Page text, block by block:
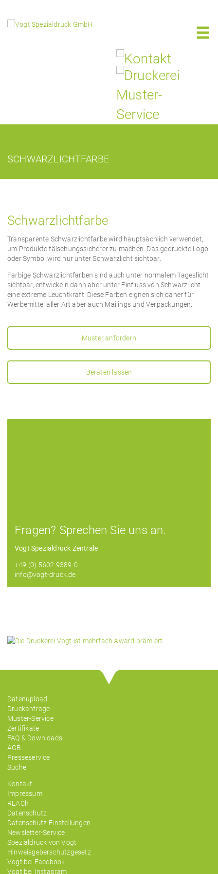
SCHWARZLICHTFARBE
Schwarzlichtfarbe
Transparente Schwarzlichtfarbe wird hauptsächlich verwendet,
um Produkte fälschungssicherer zu machen. Das gedruckte Logo
oder Symbol wird nur unter Schwarzlicht sichtbar.
Farbige Schwarzlichtfarben sind auch unter normalem Tageslicht
sichtbar, entwickeln dann aber unter Einfluss von Schwarzlicht
eine extreme Leuchtkraft. Diese Farben eignen sich daher für
Werbemittel aller Art aber auch Mailings und Verpackungen.
Muster anfordern
Beraten lassen
Fragen? Sprechen Sie uns an.
Vogt Spezialdruck Zentrale
+49 (0) 5602 9389-0
info@vogt-druck.de
Datenupload
Druckanfrage
Muster-Service
Zertifikate
FAQ & Downloads
AGB
Presseservice
Suche
Kontakt
Impressum
REACh
Datenschutz
Datenschutz-Einstellungen
Newsletter-Service
Spezialdruck von Vogt
Hinweisgeberschutzgesetz
Vogt bei Facebook
Vogt bei Instagram